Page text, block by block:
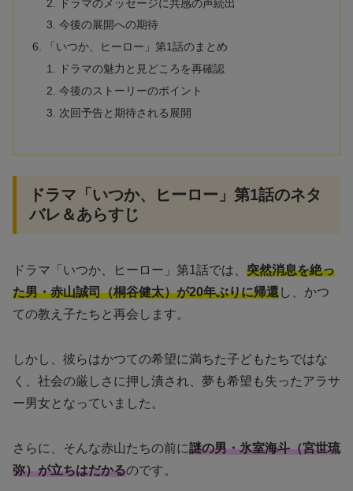
ドラマのメッセージに共感の声続出
今後の展開への期待
「いつか、ヒーロー」第1話のまとめ
ドラマの魅力と見どころを再確認
今後のストーリーのポイント
次回予告と期待される展開
ドラマ「いつか、ヒーロー」第1話のネタ
バレ＆あらすじ
ドラマ「いつか、ヒーロー」第1話では、 突然消息を絶っ
た男・赤山誠司（桐谷健太）が20年ぶりに帰還し、かつ
ての教え子たちと再会します。
しかし、彼らはかつての希望に満ちた子どもたちではな
く、社会の厳しさに押し潰され、夢も希望も失ったアラサ
ー男女となっていました。
さらに、そんな赤山たちの前に謎の男・氷室海斗（宮世琉
弥）が立ちはだかるのです。